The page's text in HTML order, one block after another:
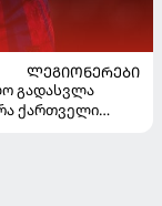
ᲚᲔᲒᲘᲝᲜᲔᲠᲔᲑᲘ
გადასვლა
ქართველი